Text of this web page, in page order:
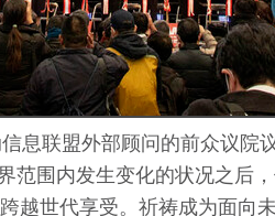
息联盟外部顾问的前众议院
范围内发生变化的状况之后，
越世代享受。祈祷成为面向